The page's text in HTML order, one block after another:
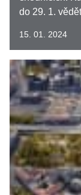
do 29. 1.
15. 01. 2024